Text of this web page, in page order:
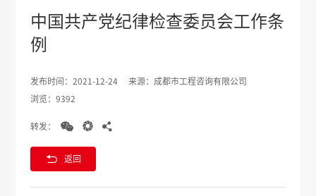
中国共产党纪律检查委员会工作条
例
发布时间：2021-12-24 来源：成都市工程咨询有限公司
浏览：9392
转发：   
 返回